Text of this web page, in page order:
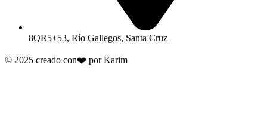
8QR5+53, Río Gallegos, Santa Cruz
© 2025 creado con❤️ por Karim